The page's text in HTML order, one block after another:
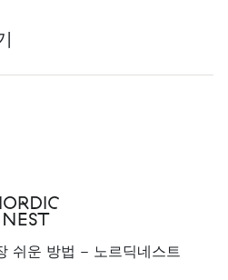
쉬운 방법 - 노르딕네스트